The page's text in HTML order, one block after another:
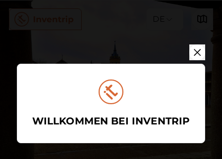
DE
WILLKOMMEN BEI INVENTRIP